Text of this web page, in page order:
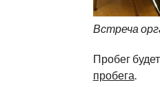
Встреча
Пробег
пробега.